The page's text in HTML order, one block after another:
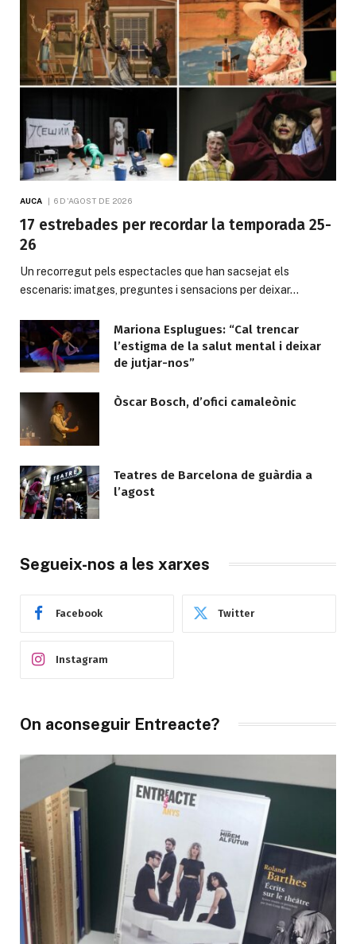
AUCA 6 D'AGOST DE 2026
17 estrebades per recordar la temporada 25-
26
Un recorregut pels espectacles que han sacsejat els
escenaris: imatges, preguntes i sensacions per deixar…
Mariona Esplugues: “Cal trencar
l’estigma de la salut mental i deixar
de jutjar-nos”
Òscar Bosch, d’ofici camaleònic
Teatres de Barcelona de guàrdia a
l’agost
Segueix-nos a les xarxes
Facebook Twitter
Instagram
On aconseguir Entreacte?